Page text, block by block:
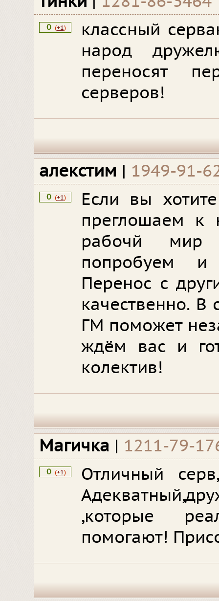
0 (+1)
классный
народ
переносят
серверов!
алекстим | 1949-91-
0 (+1)
Если вы
преглошаем к
рабочй
попробуем и
Перенос с
качественно. В
ГМ поможет
ждём вас и
колектив!
Магичка | 1211-79-
0 (+1)
Отличный
,которые
помогают!